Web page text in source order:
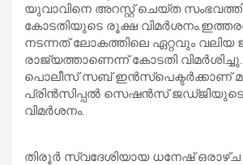
യുവാവിനെ അറസ്റ്റ് ചെയ്ത
കോടതിയുടെ രൂക്ഷ
നടന്നത് ലോകത്തിലെ ഏറ്റവും വലിയ
രാജ്യത്താണെന്ന് കോടതി
പൊലീസ് സബ് ഇൻസ്‌പെക്ടർക്കാണ്
പ്രിൻസിപ്പൽ സെഷൻസ്
വിമർശനം.
തിരൂർ സ്വദേശിയായ ധനേഷ് ഒരാഴ്ച